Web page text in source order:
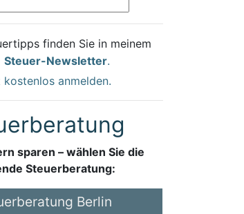
finden Sie in meinem
Steuer-Newsletter.
anmelden.
sparen – wählen Sie die
Steuerberatung:
Berlin